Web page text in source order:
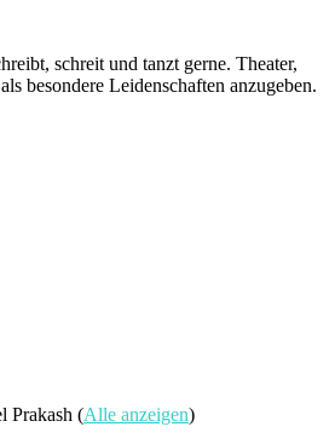
schreit und tanzt gerne. Theater,
besondere Leidenschaften anzugeben.
Prakash (Alle anzeigen)